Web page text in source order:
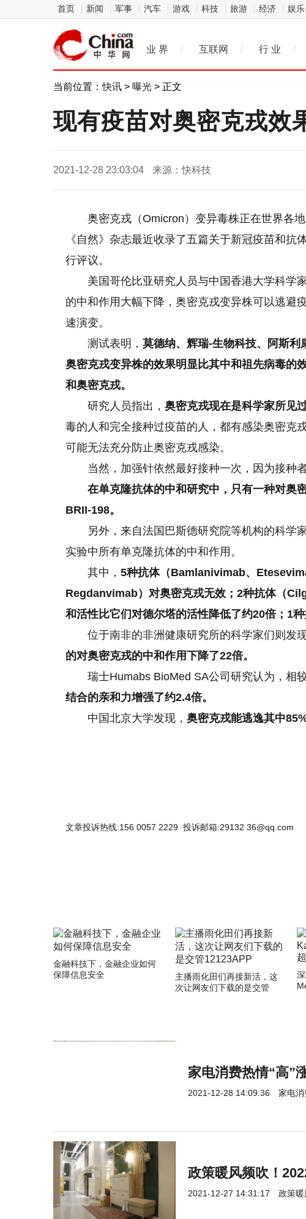
首页 新闻 军事 汽车 游戏 科技 旅游 经济 娱乐
业 界 / 互联网 / 行 业 /
当前位置：快讯 > 曝光 > 正文
现有疫苗对奥密克戎效
2021-12-28 23:03:04 来源：快科技
奥密克戎（Omicron）变异毒株正在世界各
《自然》杂志最近收录了五篇关于新冠疫苗和
行评议。
美国哥伦比亚研究人员与中国香港大学科学
的中和作用大幅下降，奥密克戎变异株可以逃避
速演变。
测试表明， 莫德纳、辉瑞-生物科技、阿斯利
奥密克戎变异株的效果明显比其中和祖先病毒的
和奥密克戎。
研究人员指出， 奥密克戎现在是科学家所见
毒的人和完全接种过疫苗的人，都有感染奥密克
可能无法充分防止奥密克戎感染。
当然，加强针依然最好接种一次，因为接种
在单克隆抗体的中和研究中，只有一种对奥
BRII-198。
另外，来自法国巴斯德研究院等机构的科学
实验中所有单克隆抗体的中和作用。
其中， 5种抗体（Bamlanivimab、
Regdanvimab）对奥密克戎无效；2种抗体（
和活性比它们对德尔塔的活性降低了约20倍；1
位于南非的非洲健康研究所的科学家们则发
的对奥密克戎的中和作用下降了22倍。
瑞士Humabs BioMed SA公司研究认为，相
结合的亲和力增强了约2.4倍。
中国北京大学发现， 奥密克戎能逃逸其中
文章投诉热线:156 0057 2229 投诉邮箱:29132 36@qq.com
金融科技下，金融企业如何
保障信息安全
主播雨化田们再接新活，这
次让网友们下载的是交管
家电消费热情“高”
2021-12-28 14:09:36 家电消
政策暖风频吹！
2021-12-27 14:31:17 政策